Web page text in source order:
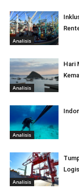
Analisis
Analisis
Hari
Analisis
Analisis